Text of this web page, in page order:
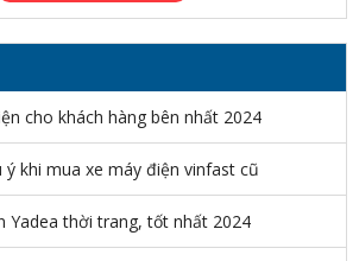
cho khách hàng bên nhất 2024
khi mua xe máy điện vinfast cũ
Yadea thời trang, tốt nhất 2024